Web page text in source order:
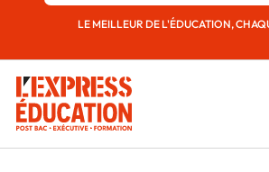
LE MEILLEUR DE L'ÉDUCATION,